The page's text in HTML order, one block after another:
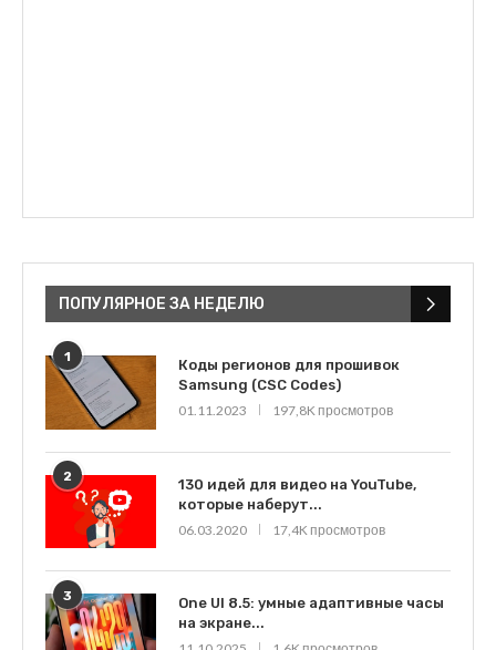
ПОПУЛЯРНОЕ ЗА НЕДЕЛЮ
1
Коды регионов для прошивок
Samsung (CSC Codes)
01.11.2023
197,8K просмотров
2
130 идей для видео на YouTube,
которые наберут...
06.03.2020
17,4K просмотров
3
One UI 8.5: умные адаптивные часы
на экране...